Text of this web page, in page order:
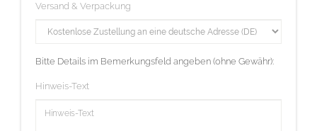
Versand & Verpackung
Bitte Details im Bemerkungsfeld angeben (ohne Gewähr):
Hinweis-Text